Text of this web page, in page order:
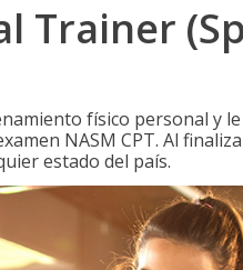
Trainer
físico personal y
NASM CPT. Al
estado del país.